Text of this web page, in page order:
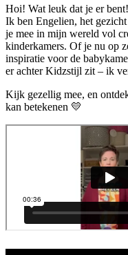
Hoi! Wat leuk dat je er bent!
Ik ben Engelien, het
je mee in mijn wereld vol
kinderkamers. Of je nu op
inspiratie voor de
er achter Kidzstijl zit – ik
Kijk gezellig mee, en
kan betekenen 💛